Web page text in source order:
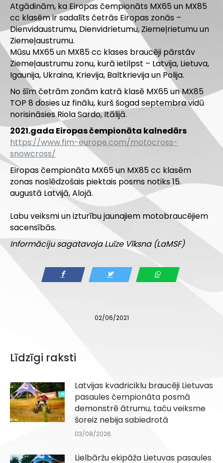
Atgādinām, ka Eiropas čempionāts MX65 un MX85
cc klasēm ir sadalīts četrās Eiropas zonās –
Dienvidaustrumu, Dienvidrietumu, Ziemeļrietumu un
Ziemeļaustrumu.
Mūsu MX65 un MX85 cc klases braucēji pārstāv
Ziemeļaustrumu zonu, kurā ietilpst – Latvija, Lietuva,
Igaunija, Ukraina, Krievija, Baltkrievija un Polija.
No šīm četrām zonām katrā klasē MX65 un MX85
TOP 8 dosies uz finālu, kurš šogad septembra vidū
norisināsies Riola Sardo, Itālijā.
2021.gada Eiropas čempionāta kalnedārs
https://www.fim-europe.com/motocross-
snowcross/
Eiropas čempionāta MX65 un MX85 cc klasēm
zonas noslēdzošais piektais posms notiks15.
augustā Latvijā, Alojā.
Labu veiksmi un izturību jaunajiem motobraucējiem
sacensībās.
Informāciju sagatavoja Luīze Vīksna (LaMSF)
02/06/2021
Līdzīgi raksti
Latvijas kvadriciklu braucēji Lietuvas
pasaules čempionāta posmā
demonstrē ātrumu, taču veiksme
šoreiz nebija sabiedrotā
03/08/2026
Lielbāržu ekipāža Lietuvas pasaules